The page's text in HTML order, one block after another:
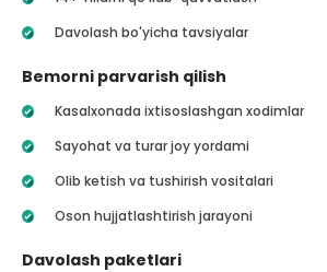
Davolash bo'yicha tavsiyalar
Bemorni parvarish qilish
Kasalxonada ixtisoslashgan xodimlar
Sayohat va turar joy yordami
Olib ketish va tushirish vositalari
Oson hujjatlashtirish jarayoni
Davolash paketlari